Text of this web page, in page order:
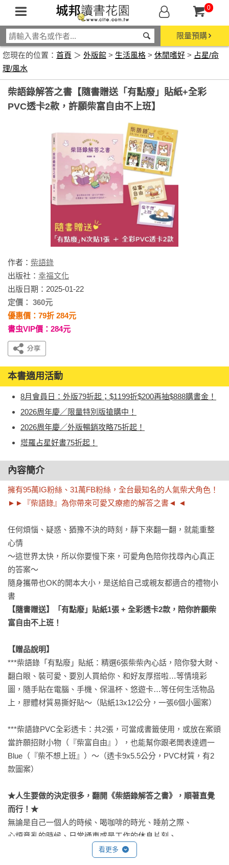
0
限量預購
您現在的位置： 首頁 ＞ 外版館 > 生活風格 > 休閒嗜好 > 占星/命
理/風水
柴語錄解答之書【隨書贈送「有點廢」貼紙+全彩
PVC透卡2款，許願柴富自由不上班】
作者： 柴語錄
出版社： 幸福文化
出版日期：2025-01-22
定價： 360元
優惠價：79折 284元
書虫VIP價：284元
本書適用活動
8月會員日：外版79折起；$1199折$200再抽$888購書金！
2026周年慶／限量特別版搶購中！
2026周年慶／外版暢銷攻略75折起！
塔羅占星好書75折起！
內容簡介
擁有95萬IG粉絲、31萬FB粉絲，全台最知名的人氣柴犬角色！
►►『柴語錄』為你帶來可愛又療癒的解答之書◄ ◄
任何煩惱、疑惑、猶豫不決的時刻，靜下來翻一翻，就能重整
心情
～這世界太快，所以你要慢下來，可愛角色陪你找尋內心真正
的答案～
隨身攜帶也OK的開本大小，是送給自己或親友都適合的禮物小
【隨書贈送】「有點廢」貼紙1張 + 全彩透卡2款，陪你許願柴
富自由不上班！
【贈品說明】
***柴語錄「有點廢」貼紙：精選6張柴柴內心話，陪你發大財、
翻白眼、裝可愛、要別人買給你、和好友厚搭啦…等情境彩
圖，隨手貼在電腦、手機、保溫杯、悠遊卡…等任何生活物品
上，膠體材質易撕好貼～（貼紙13x12公分，一張6個小圖案）
***柴語錄PVC全彩透卡：共2張，可當成書籤使用，或放在案頭
當許願招財小物（『柴富自由』），也能幫你跟老闆表達週一
Blue（『柴不想上班』）～（透卡9x5.5公分，PVC材質，有2
款圖案）
★人生要做的決定很多，翻開《柴語錄解答之書》，順著直覺
而行！★
無論是自己一個人的時候、喝咖啡的時光、睡前之際、
心煩意亂的時候、日常通車或是工作的休息片刻、
需要一點建議時、想放空的時候，都適合打開這本書，
看更多